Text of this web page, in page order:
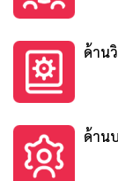
ด้าน
ด้าน